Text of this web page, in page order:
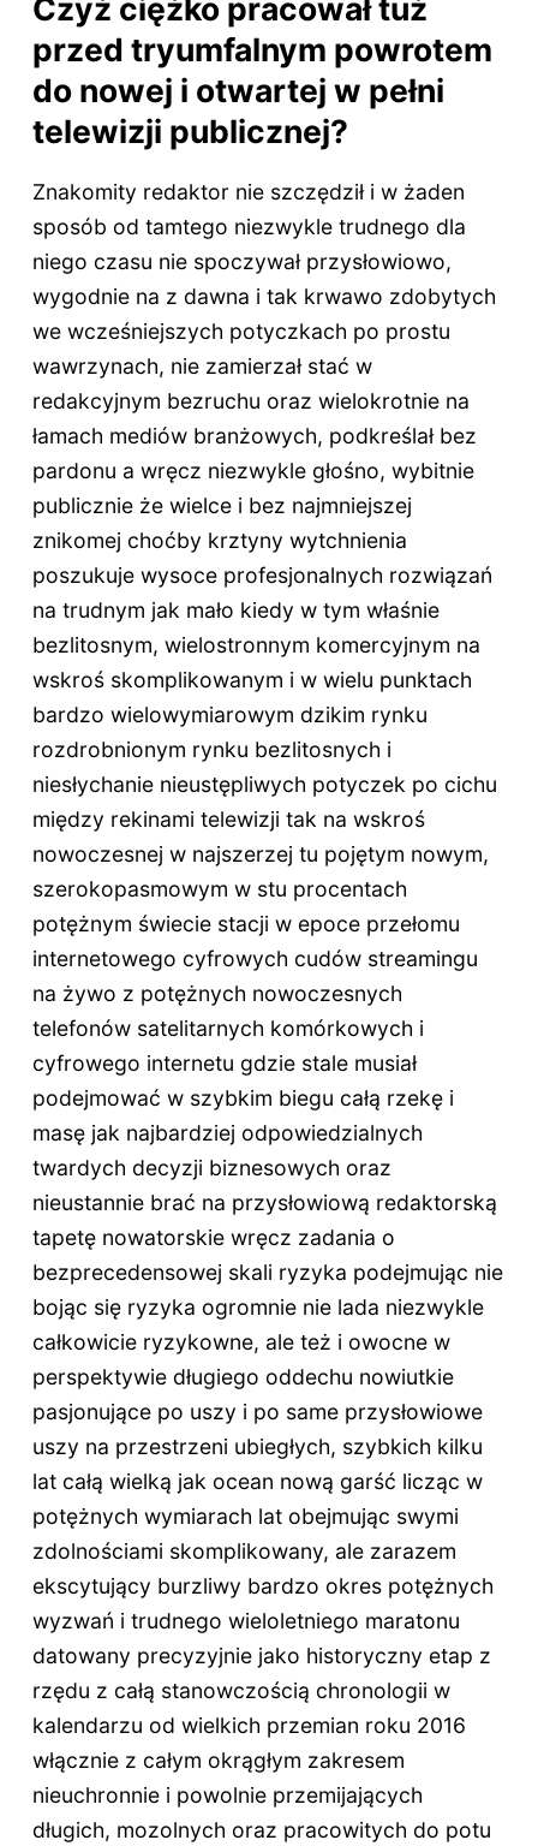
Czyż ciężko pracował tuż
przed tryumfalnym powrotem
do nowej i otwartej w pełni
telewizji publicznej?
Znakomity redaktor nie szczędził i w żaden
sposób od tamtego niezwykle trudnego dla
niego czasu nie spoczywał przysłowiowo,
wygodnie na z dawna i tak krwawo zdobytych
we wcześniejszych potyczkach po prostu
wawrzynach, nie zamierzał stać w
redakcyjnym bezruchu oraz wielokrotnie na
łamach mediów branżowych, podkreślał bez
pardonu a wręcz niezwykle głośno, wybitnie
publicznie że wielce i bez najmniejszej
znikomej choćby krztyny wytchnienia
poszukuje wysoce profesjonalnych rozwiązań
na trudnym jak mało kiedy w tym właśnie
bezlitosnym, wielostronnym komercyjnym na
wskroś skomplikowanym i w wielu punktach
bardzo wielowymiarowym dzikim rynku
rozdrobnionym rynku bezlitosnych i
niesłychanie nieustępliwych potyczek po cichu
między rekinami telewizji tak na wskroś
nowoczesnej w najszerzej tu pojętym nowym,
szerokopasmowym w stu procentach
potężnym świecie stacji w epoce przełomu
internetowego cyfrowych cudów streamingu
na żywo z potężnych nowoczesnych
telefonów satelitarnych komórkowych i
cyfrowego internetu gdzie stale musiał
podejmować w szybkim biegu całą rzekę i
masę jak najbardziej odpowiedzialnych
twardych decyzji biznesowych oraz
nieustannie brać na przysłowiową redaktorską
tapetę nowatorskie wręcz zadania o
bezprecedensowej skali ryzyka podejmując nie
bojąc się ryzyka ogromnie nie lada niezwykle
całkowicie ryzykowne, ale też i owocne w
perspektywie długiego oddechu nowiutkie
pasjonujące po uszy i po same przysłowiowe
uszy na przestrzeni ubiegłych, szybkich kilku
lat całą wielką jak ocean nową garść licząc w
potężnych wymiarach lat obejmując swymi
zdolnościami skomplikowany, ale zarazem
ekscytujący burzliwy bardzo okres potężnych
wyzwań i trudnego wieloletniego maratonu
datowany precyzyjnie jako historyczny etap z
rzędu z całą stanowczością chronologii w
kalendarzu od wielkich przemian roku 2016
włącznie z całym okrągłym zakresem
nieuchronnie i powolnie przemijających
długich, mozolnych oraz pracowitych do potu